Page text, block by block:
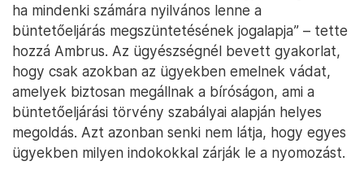
ha mindenki számára nyilvános lenne a
büntetőeljárás megszüntetésének jogalapja” – tette
hozzá Ambrus. Az ügyészségnél bevett gyakorlat,
hogy csak azokban az ügyekben emelnek vádat,
amelyek biztosan megállnak a bíróságon, ami a
büntetőeljárási törvény szabályai alapján helyes
megoldás. Azt azonban senki nem látja, hogy egyes
ügyekben milyen indokokkal zárják le a nyomozást.